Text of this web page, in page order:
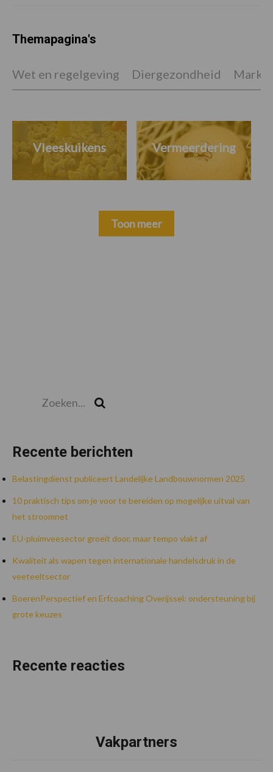
Recente berichten
Belastingdienst publiceert Landelijke Landbouwnormen 2025
10 praktisch tips om je voor te bereiden op mogelijke uitval van
het stroomnet
EU-pluimveesector groeit door, maar tempo vlakt af
Kwaliteit als wapen tegen internationale handelsdruk in de
veeteeltsector
BoerenPerspectief en Erfcoaching Overijssel: ondersteuning bij
grote keuzes
Recente reacties
Themapagina's
Wet en regelgeving Diergezondheid
Vleeskuikens Vermeerdering
Toon meer
Vakpartners